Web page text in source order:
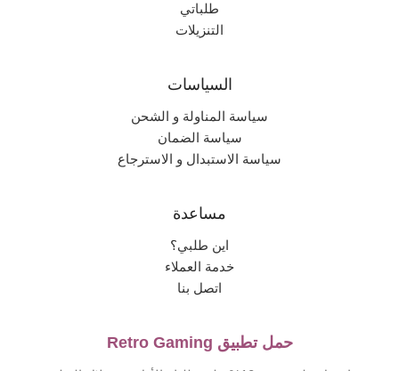
طلباتي
التنزيلات
السياسات
سياسة المناولة و الشحن
سياسة الضمان
سياسة الاستبدال و الاسترجاع
مساعدة
اين طلبي؟
خدمة العملاء
اتصل بنا
حمل تطبيق Retro Gaming